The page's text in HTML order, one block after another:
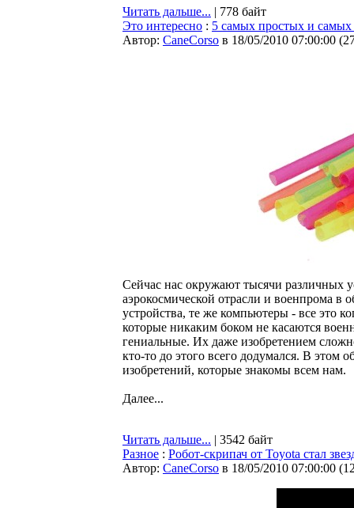
Читать дальше... | 778 байт
Это интересно : 5 самых простых и самых
Автор: CaneCorso в 18/05/2010 07:00:00 (
Сейчас нас окружают тысячи различных
аэрокосмической отрасли и военпрома
устройства, те же компьютеры - все это
которые никаким боком не касаются
гениальные. Их даже изобретением
кто-то до этого всего додумался. В этом
изобретений, которые знакомы всем нам.
Далее...
Читать дальше... | 3542 байт
Разное : Робот-скрипач от Toyota стал
Автор: CaneCorso в 18/05/2010 07:00:00 (